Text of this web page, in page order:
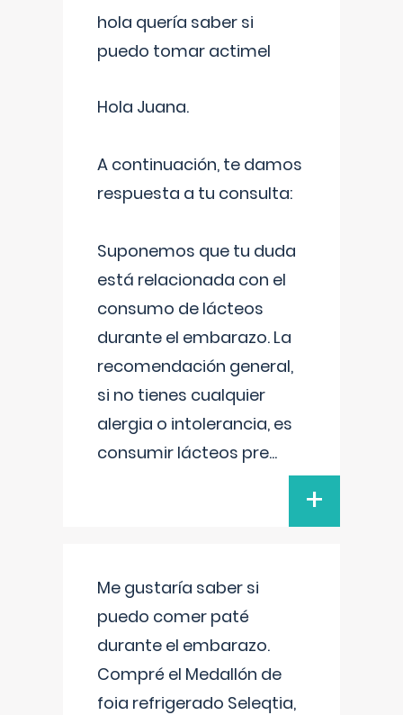
hola quería saber si
puedo tomar actimel
Hola Juana.
A continuación, te damos
respuesta a tu consulta:
Suponemos que tu duda
está relacionada con el
consumo de lácteos
durante el embarazo. La
recomendación general,
si no tienes cualquier
alergia o intolerancia, es
consumir lácteos pre...
+
Me gustaría saber si
puedo comer paté
durante el embarazo.
Compré el Medallón de
foia refrigerado Seleqtia,